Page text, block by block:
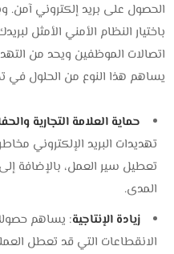
الحصول على بريد إلكتروني آمن.
باختيار النظام الأمني الأمثل
اتصالات الموظفين ويحد من
يساهم هذا النوع من الحلول في
حماية العلامة التجارية
تهديدات البريد الإلكتروني
تعطيل سير العمل، بالإضافة
المدى.
زيادة الإنتاجية: يساهم
الانقطاعات التي قد تعطل